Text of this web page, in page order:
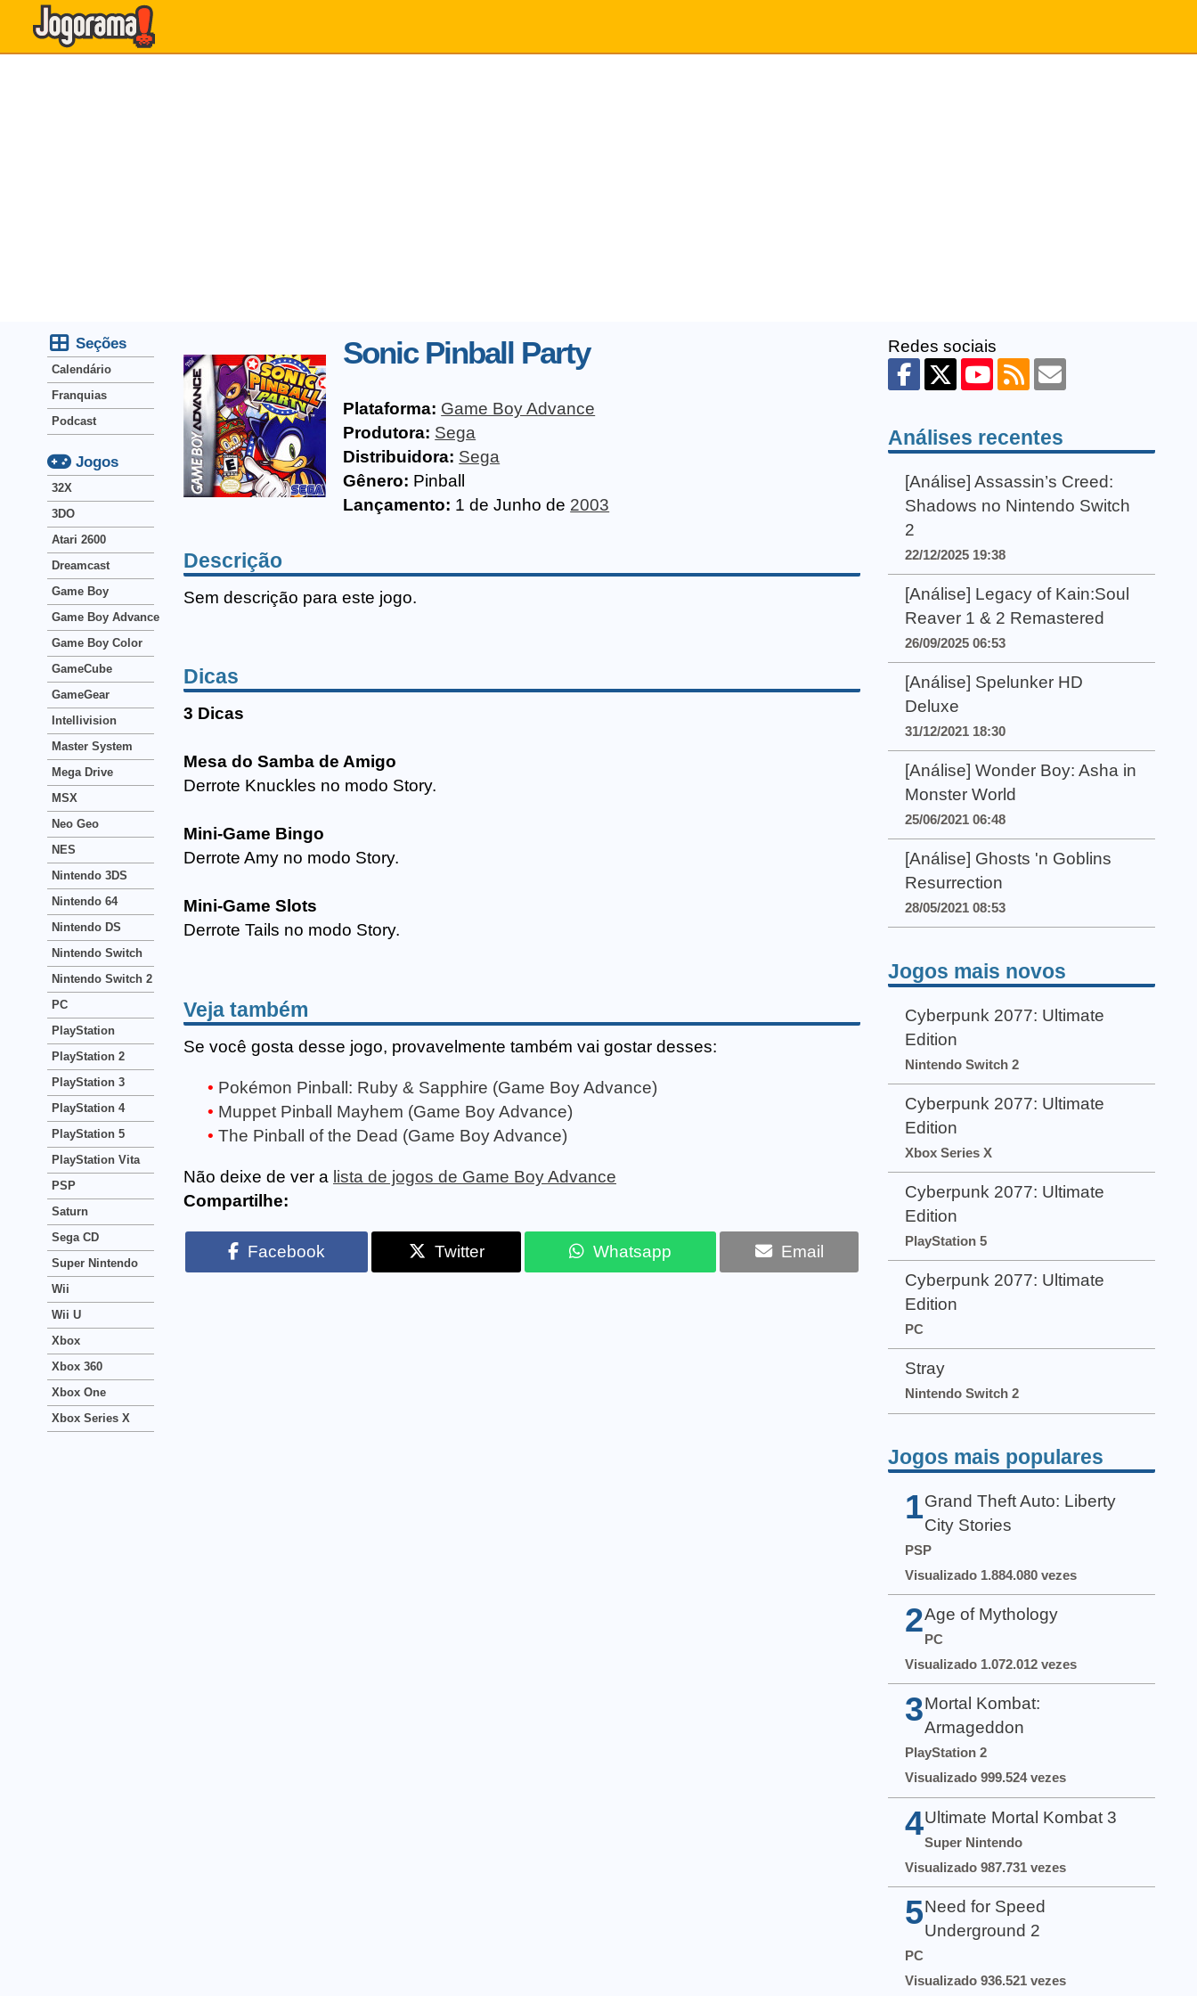
Sonic Pinball Party
Plataforma: Game Boy Advance
Produtora: Sega
Distribuidora: Sega
Gênero: Pinball
Lançamento: 1 de Junho de 2003
Descrição
Sem descrição para este jogo.
Dicas
3 Dicas
Mesa do Samba de Amigo
Derrote Knuckles no modo Story.
Mini-Game Bingo
Derrote Amy no modo Story.
Mini-Game Slots
Derrote Tails no modo Story.
Veja também
Se você gosta desse jogo, provavelmente também vai gostar desses:
Pokémon Pinball: Ruby & Sapphire (Game Boy Advance)
Muppet Pinball Mayhem (Game Boy Advance)
The Pinball of the Dead (Game Boy Advance)
Não deixe de ver a lista de jogos de Game Boy Advance
Compartilhe:
Facebook Twitter Whatsapp Email
Seções
Calendário
Franquias
Podcast
Jogos
32X
3DO
Atari 2600
Dreamcast
Game Boy
Game Boy Advance
Game Boy Color
GameCube
GameGear
Intellivision
Master System
Mega Drive
MSX
Neo Geo
NES
Nintendo 3DS
Nintendo 64
Nintendo DS
Nintendo Switch
Nintendo Switch 2
PC
PlayStation
PlayStation 2
PlayStation 3
PlayStation 4
PlayStation 5
PlayStation Vita
PSP
Saturn
Sega CD
Super Nintendo
Wii
Wii U
Xbox
Xbox 360
Xbox One
Xbox Series X
Redes sociais
Análises recentes
[Análise] Assassin’s Creed:
Shadows no Nintendo Switch
2
22/12/2025 19:38
[Análise] Legacy of Kain:Soul
Reaver 1 & 2 Remastered
26/09/2025 06:53
[Análise] Spelunker HD
Deluxe
31/12/2021 18:30
[Análise] Wonder Boy: Asha in
Monster World
25/06/2021 06:48
[Análise] Ghosts 'n Goblins
Resurrection
28/05/2021 08:53
Jogos mais novos
Cyberpunk 2077: Ultimate
Edition
Nintendo Switch 2
Cyberpunk 2077: Ultimate
Edition
Xbox Series X
Cyberpunk 2077: Ultimate
Edition
PlayStation 5
Cyberpunk 2077: Ultimate
Edition
PC
Stray
Nintendo Switch 2
Jogos mais populares
1 Grand Theft Auto: Liberty
City Stories
PSP
Visualizado 1.884.080 vezes
2Age of Mythology
PC
Visualizado 1.072.012 vezes
3 Mortal Kombat:
Armageddon
PlayStation 2
Visualizado 999.524 vezes
4 Ultimate Mortal Kombat 3
Super Nintendo
Visualizado 987.731 vezes
5 Need for Speed
Underground 2
PC
Visualizado 936.521 vezes